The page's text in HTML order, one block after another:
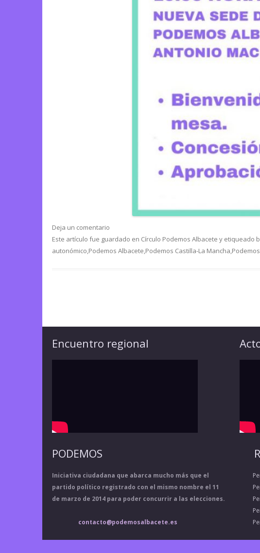
Deja un comentario
Este artículo fue guardado en Círculo Podemos Albacete y etiqueado
autonómico,Podemos Albacete,Podemos Castilla-La Mancha,
Encuentro regional
PODEMOS
Iniciativa ciudadana que abarca mucho más que el
partido político registrado con el mismo nombre el 11
de marzo de 2014 para poder concurrir a las elecciones.
contacto@podemosalbacete.es